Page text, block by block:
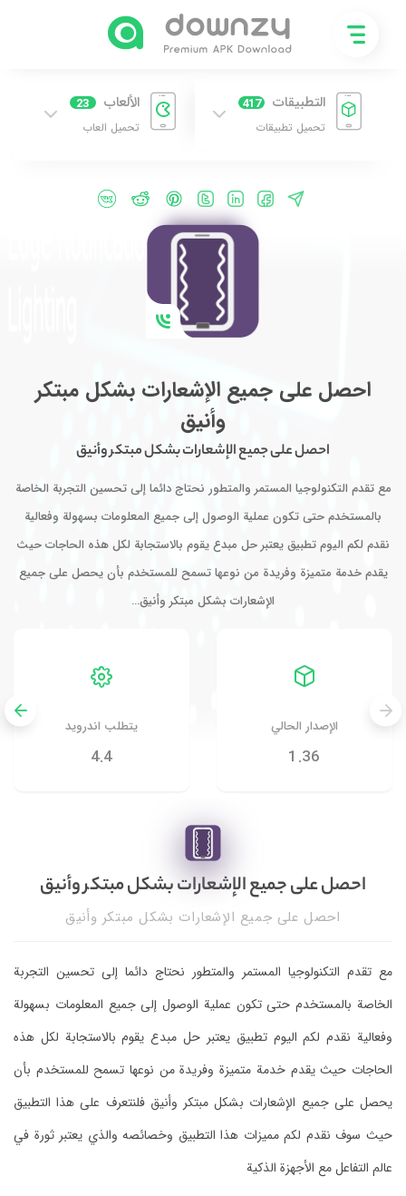
التطبيقات 417
تحميل تطبيقات
الألعاب 23
تحميل العاب
احصل على جميع الإشعارات بشكل مبتكر
وأنيق
احصل على جميع الإشعارات بشكل مبتكر وأنيق
مع تقدم التكنولوجيا المستمر والمتطور نحتاج دائما إلى تحسين التجربة الخاصة
بالمستخدم حتى تكون عملية الوصول إلى جميع المعلومات بسهولة وفعالية
نقدم لكم اليوم تطبيق يعتبر حل مبدع يقوم بالاستجابة لكل هذه الحاجات حيث
يقدم خدمة متميزة وفريدة من نوعها تسمح للمستخدم بأن يحصل على جميع
الإشعارات بشكل مبتكر وأنيق…
الإصدار الحالي
1.36
يتطلب اندرويد
4.4
احصل على جميع الإشعارات بشكل مبتكر وأنيق
احصل على جميع الإشعارات بشكل مبتكر وأنيق
مع تقدم التكنولوجيا المستمر والمتطور نحتاج دائما إلى تحسين التجربة
الخاصة بالمستخدم حتى تكون عملية الوصول إلى جميع المعلومات بسهولة
وفعالية نقدم لكم اليوم تطبيق يعتبر حل مبدع يقوم بالاستجابة لكل هذه
الحاجات حيث يقدم خدمة متميزة وفريدة من نوعها تسمح للمستخدم بأن
يحصل على جميع الإشعارات بشكل مبتكر وأنيق فلنتعرف على هذا التطبيق
حيث سوف نقدم لكم مميزات هذا التطبيق وخصائصه والذي يعتبر ثورة في
عالم التفاعل مع الأجهزة الذكية